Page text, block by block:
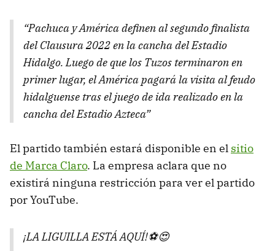
“Pachuca y América definen al segundo finalista
del Clausura 2022 en la cancha del Estadio
Hidalgo. Luego de que los Tuzos terminaron en
primer lugar, el América pagará la visita al feudo
hidalguense tras el juego de ida realizado en la
cancha del Estadio Azteca”
El partido también estará disponible en el sitio
de Marca Claro. La empresa aclara que no
existirá ninguna restricción para ver el partido
por YouTube.
¡LA LIGUILLA ESTÁ AQUÍ!⚽️😍